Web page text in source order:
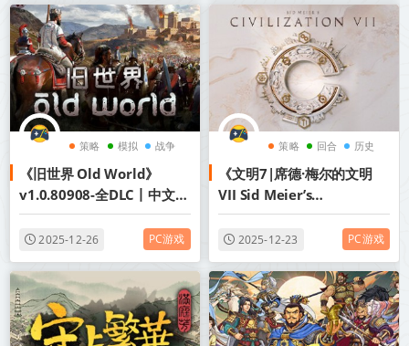
机双端】丨中文版网盘下载
策略 模拟 战争
《旧世界 Old World》
v1.0.80908-全DLC丨中文版
网盘下载
2025-12-26 PC游戏
策略 回合 历史
《文明7|席德·梅尔的文明
VII Sid Meier’s
Civilization VII》v1.0.2-模
拟器版【PC/手机双端】丨中
2025-12-23 PC游戏